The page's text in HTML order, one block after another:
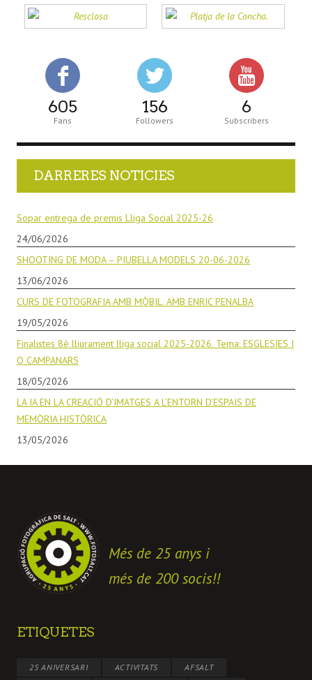
605
Fans
156
Followers
6
Subscribers
DARRERES NOTICIES
Sopar entrega de premis Lliga Social 2025-26
24/06/2026
SHOOTING DE MODA – PIUBELLA MODELS 20-06-2026
13/06/2026
CURS DE FOTOGRAFIA AMB MÒBIL. AMB ENRIC PENALBA
19/05/2026
Finalistes 8è lliurament lliga social 2025-2026. Tema: ESGLESIES I
O CAMPANARS
18/05/2026
LA IA EN LA CREACIÓ D’IMATGES A L’ENTORN D’ESPAIS DE
MEMÒRIA HISTÒRICA
13/05/2026
Més de 25 anys i
més de 200 socis!!
ETIQUETES
25 ANIVERSARI ACTIVITATS AFSALT